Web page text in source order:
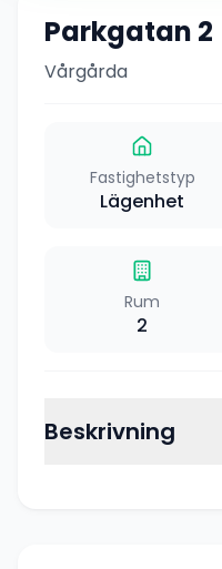
Parkgatan 2
Vårgårda
Fastighetstyp
Lägenhet
Rum
2
Beskrivning